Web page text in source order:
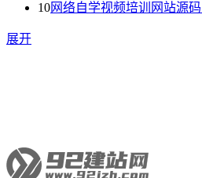
10网络自学视频培训网站源
展开